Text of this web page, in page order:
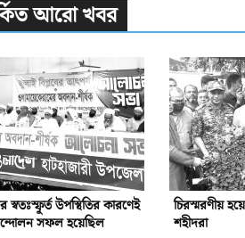
আরো খবর
উপস্থিতির কারণেই
সফল হয়েছিল
চিরস্মরণীয়
শহীদরা